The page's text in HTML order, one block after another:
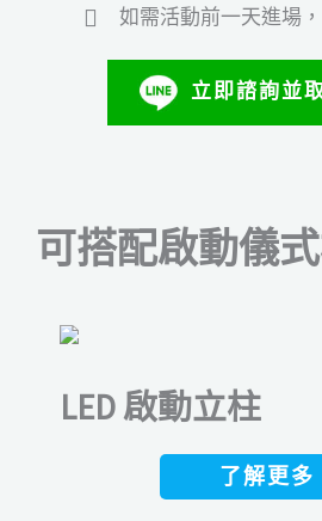
如需活動前一天進場
立即諮詢並
可搭配啟動儀
LED 啟動立柱
了解更多